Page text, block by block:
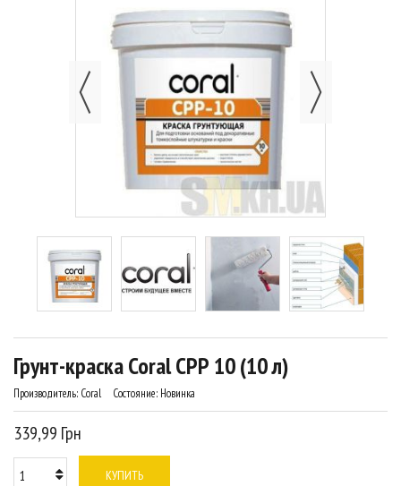
Грунт-краска Coral СРР 10 (10 л)
Производитель: Coral Состояние: Новинка
339,99 Грн
КУПИТЬ